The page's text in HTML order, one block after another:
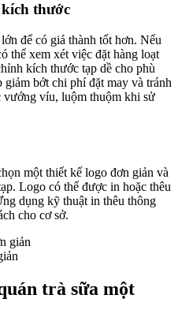
thước
để có giá thành tốt hơn. Nếu
thể xem xét việc đặt hàng loạt
kích thước tạp dề cho phù
bớt chi phí đặt may và tránh
vướng víu, luộm thuộm khi sử
một thiết kế logo đơn giản và
Logo có thể được in hoặc thêu
dụng kỹ thuật in thêu thông
cho cơ sở.
trà sữa một